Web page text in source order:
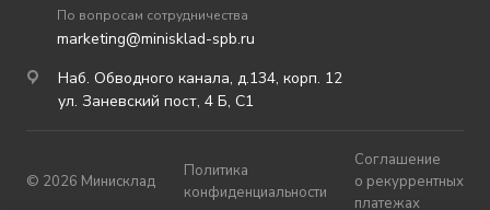
По вопросам сотрудничества
marketing@minisklad-spb.ru
Наб. Обводного канала, д.134, корп. 12
ул. Заневский пост, 4 Б, С1
© 2026 Минисклад
Политика
конфиденциальности
Соглашение
о рекуррентных
платежах